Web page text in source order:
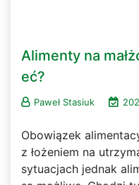
Alimenty na
eć?
Paweł Stasiuk
Obowiązek
z łożeniem na
sytuacjach jednak